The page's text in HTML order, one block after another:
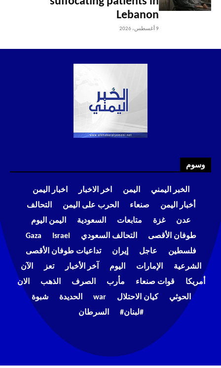
Lebanon
9 أغسطس، 2026
وسوم
الخبر اليمني اليمن اخر الاخبار
اخبار اليمن
أخبار اليمن
صنعاء الحرب على اليمن
التحالف
عدن
غزة متابعات السعودية
اليمن اليوم
طوفان الأقصى
التحالف السعودي Israel
Gaza
فلسطين
عاجل إيران
تداعيات طوفان الأقصى
الشرعية
الإمارات اليوم آخر الأخبار تعز
الآن
أمريكا
قوات صنعاء مأرب الصرف الذهب
الان
الحوثي
كيان الاحتلال war الحديدة
شبوة
#لبنان#
السرطان